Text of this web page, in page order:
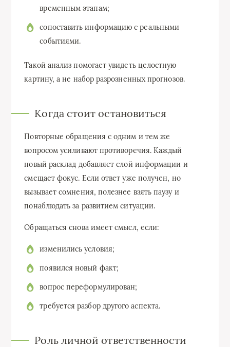
временным этапам;
сопоставить информацию с реальными
событиями.
Такой анализ помогает увидеть целостную
картину, а не набор разрозненных прогнозов.
Когда стоит остановиться
Повторные обращения с одним и тем же
вопросом усиливают противоречия. Каждый
новый расклад добавляет слой информации и
смещает фокус. Если ответ уже получен, но
вызывает сомнения, полезнее взять паузу и
понаблюдать за развитием ситуации.
Обращаться снова имеет смысл, если:
изменились условия;
появился новый факт;
вопрос переформулирован;
требуется разбор другого аспекта.
Роль личной ответственности